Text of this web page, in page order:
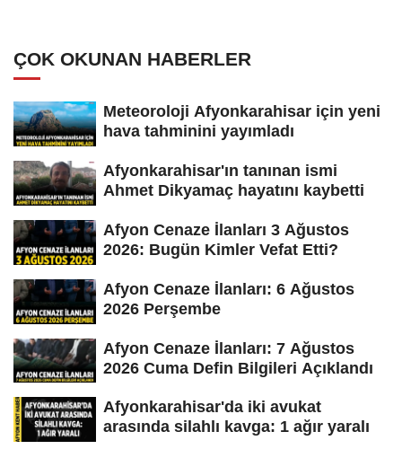
ÇOK OKUNAN HABERLER
Meteoroloji Afyonkarahisar için yeni
hava tahminini yayımladı
Afyonkarahisar'ın tanınan ismi
Ahmet Dikyamaç hayatını kaybetti
Afyon Cenaze İlanları 3 Ağustos
2026: Bugün Kimler Vefat Etti?
Afyon Cenaze İlanları: 6 Ağustos
2026 Perşembe
Afyon Cenaze İlanları: 7 Ağustos
2026 Cuma Defin Bilgileri Açıklandı
Afyonkarahisar'da iki avukat
arasında silahlı kavga: 1 ağır yaralı